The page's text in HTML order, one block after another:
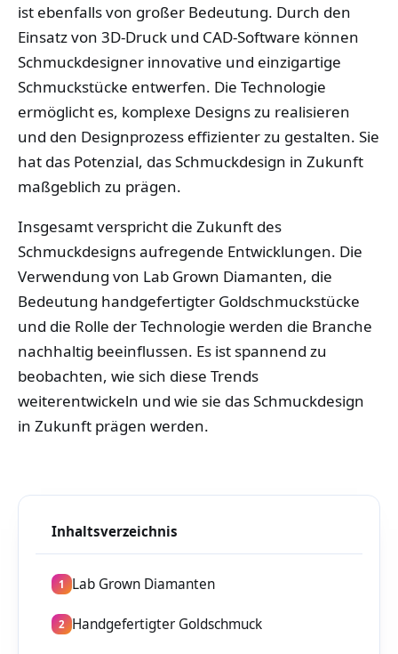
ist ebenfalls von großer Bedeutung. Durch den
Einsatz von 3D-Druck und CAD-Software können
Schmuckdesigner innovative und einzigartige
Schmuckstücke entwerfen. Die Technologie
ermöglicht es, komplexe Designs zu realisieren
und den Designprozess effizienter zu gestalten. Sie
hat das Potenzial, das Schmuckdesign in Zukunft
maßgeblich zu prägen.
Insgesamt verspricht die Zukunft des
Schmuckdesigns aufregende Entwicklungen. Die
Verwendung von Lab Grown Diamanten, die
Bedeutung handgefertigter Goldschmuckstücke
und die Rolle der Technologie werden die Branche
nachhaltig beeinflussen. Es ist spannend zu
beobachten, wie sich diese Trends
weiterentwickeln und wie sie das Schmuckdesign
in Zukunft prägen werden.
Inhaltsverzeichnis
1 Lab Grown Diamanten
2 Handgefertigter Goldschmuck